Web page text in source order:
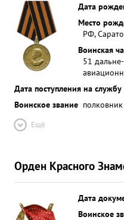
Дата
Место
РФ,
Воинская
51
Дата поступления на службу
Воинское звание полковник
Ещё
Орден Красного
Дата
Воинское